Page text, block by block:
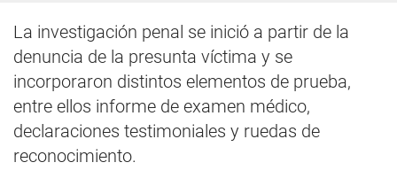
La investigación penal se inició a partir de la
denuncia de la presunta víctima y se
incorporaron distintos elementos de prueba,
entre ellos informe de examen médico,
declaraciones testimoniales y ruedas de
reconocimiento.